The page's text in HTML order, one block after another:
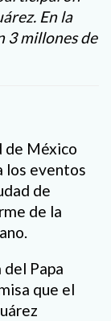
En la
3 millones de
de México
los eventos
de
de la
Papa
que el